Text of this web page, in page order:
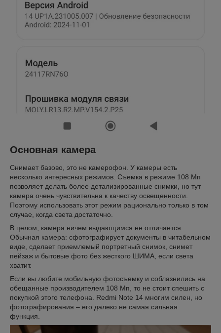
Основная камера
Снимает базово, это не камерофон. У камеры есть
несколько интересных режимов. Съемка в режиме 108 Мп
позволяет делать более детализированные снимки, но тут
камера очень чувствительна к качеству освещенности.
Поэтому использовать этот режим рационально только в том
случае, когда света достаточно.
В целом, камера ничем выдающимся не отличается.
Обычная камера: сфотографирует документы в читабельном
виде, сделает приемлемый портретный снимок, снимет
пейзаж и бытовые фото без жесткого ШИМА, если света
хватит.
Если вы любите мобильную фотосъемку и соблазнились на
обещанные производителем 108 Мп, то не стоит спешить с
покупкой этого телефона. Redmi Note 14 многим силен, но
фотографирования – его далеко не самая сильная
функция.